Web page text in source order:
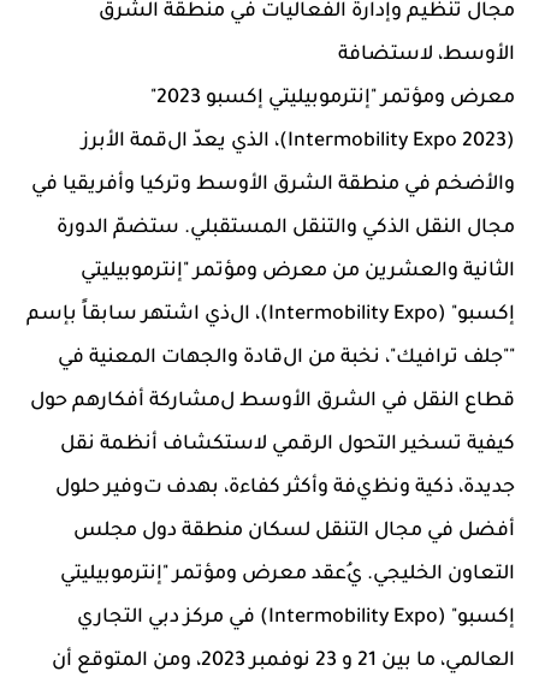
مجال تنظيم وإدارة الفعاليات في منطقة الشرق
الأوسط، لاستضافة
معرض ومؤتمر "إنترموبيليتي إكسبو
"
(
Intermobility Expo 2023
)، الذي يعدّ القمة الأبرز
والأضخم في منطقة الشرق الأوسط وتركيا وأفريقيا في
مجال النقل الذكي والتنقل المستقبلي. ستضمّ الدورة
الثانية والعشرين من معرض ومؤتمر "إنترموبيليتي
إكسبو" (
Intermobility Expo
)، الذي اشتهر سابقاً بإسم
""جلف ترافيك"، نخبة من القادة والجهات المعنية في
قطاع النقل في الشرق الأوسط لمشاركة أفكارهم حول
كيفية تسخيرالتحول الرقمي لاستكشاف أنظمة نقل
جديدة، ذكية ونظيفة وأكثركفاءة، بهدف توفيرحلول
أفضل في مجال التنقل لسكان منطقة دول مجلس
التعاون الخليجي. يعقد معرض ومؤتمر "إنترموبيليتي
إكسبو" (Intermobility Expo
) في مركز دبي التجاري
العالمي، ما بين 21 و 23 نوفمبر 2023، و
من المتوقع أن